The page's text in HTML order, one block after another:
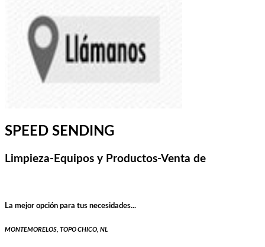
SPEED SENDING
Limpieza-Equipos y Productos-Venta de
La mejor opción para tus necesidades...
MONTEMORELOS, TOPO CHICO, NL